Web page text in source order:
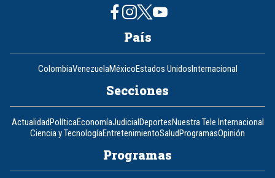
País
ColombiaVenezuelaMéxicoEstados Unidos Internacional
Secciones
Actualidad PolíticaEconomíaJudicial DeportesNuestra Tele Internacional
Ciencia y TecnologíaEntretenimientoSalud ProgramasOpinión
Programas